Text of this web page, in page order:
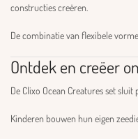
constructies creëren.
De combinatie van flexibele
Ontdek en creëer
De Clixo Ocean Creatures set
Kinderen bouwen hun eigen